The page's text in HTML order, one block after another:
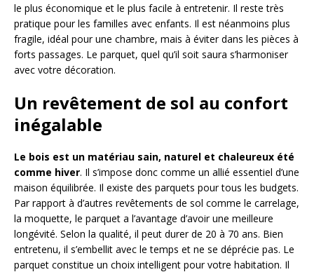
le plus économique et le plus facile à entretenir. Il reste très
pratique pour les familles avec enfants. Il est néanmoins plus
fragile, idéal pour une chambre, mais à éviter dans les pièces à
forts passages. Le parquet, quel qu’il soit saura s’harmoniser
avec votre décoration.
Un revêtement de sol au confort
inégalable
Le bois est un matériau sain, naturel et chaleureux été
comme hiver. Il s’impose donc comme un allié essentiel d’une
maison équilibrée. Il existe des parquets pour tous les budgets.
Par rapport à d’autres revêtements de sol comme le carrelage,
la moquette, le parquet a l’avantage d’avoir une meilleure
longévité. Selon la qualité, il peut durer de 20 à 70 ans. Bien
entretenu, il s’embellit avec le temps et ne se déprécie pas. Le
parquet constitue un choix intelligent pour votre habitation. Il